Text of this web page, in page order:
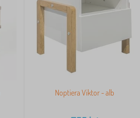
Noptiera Viktor - alb